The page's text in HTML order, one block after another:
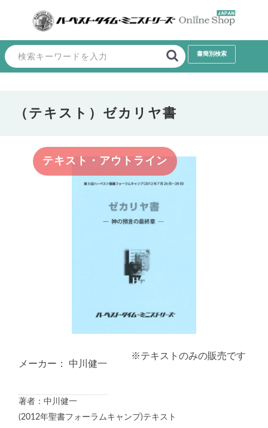
（テキスト）ゼカリヤ書
テキスト・アウトライン
メーカー： 中川健一
※テキストのみの販売です
著者：中川健一
(2012年聖書フォーラムキャンプ)テキスト